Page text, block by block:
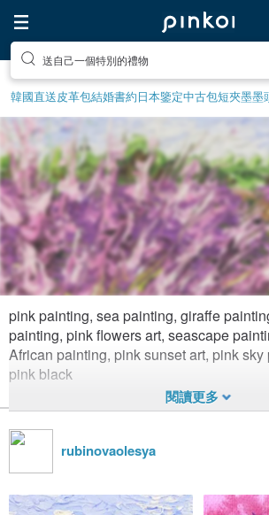
送自己一個特別的禮物
韓國直送皮革包結婚書約日本鑒定中古包短夾墨墨
Pink evening
1,083 3
4年前拼
貼
pink painting, sea painting, giraffe
painting, pink flowers art, seascape
African painting, pink sunset art, pink
pink black
rubinovaolesya